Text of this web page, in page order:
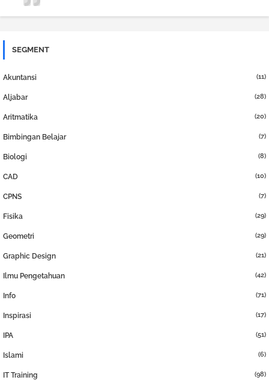
SEGMENT
Akuntansi (11)
Aljabar (28)
Aritmatika (20)
Bimbingan Belajar (7)
Biologi (8)
CAD (10)
CPNS (7)
Fisika (29)
Geometri (29)
Graphic Design (21)
Ilmu Pengetahuan (42)
Info (71)
Inspirasi (17)
IPA (51)
Islami (6)
IT Training (98)